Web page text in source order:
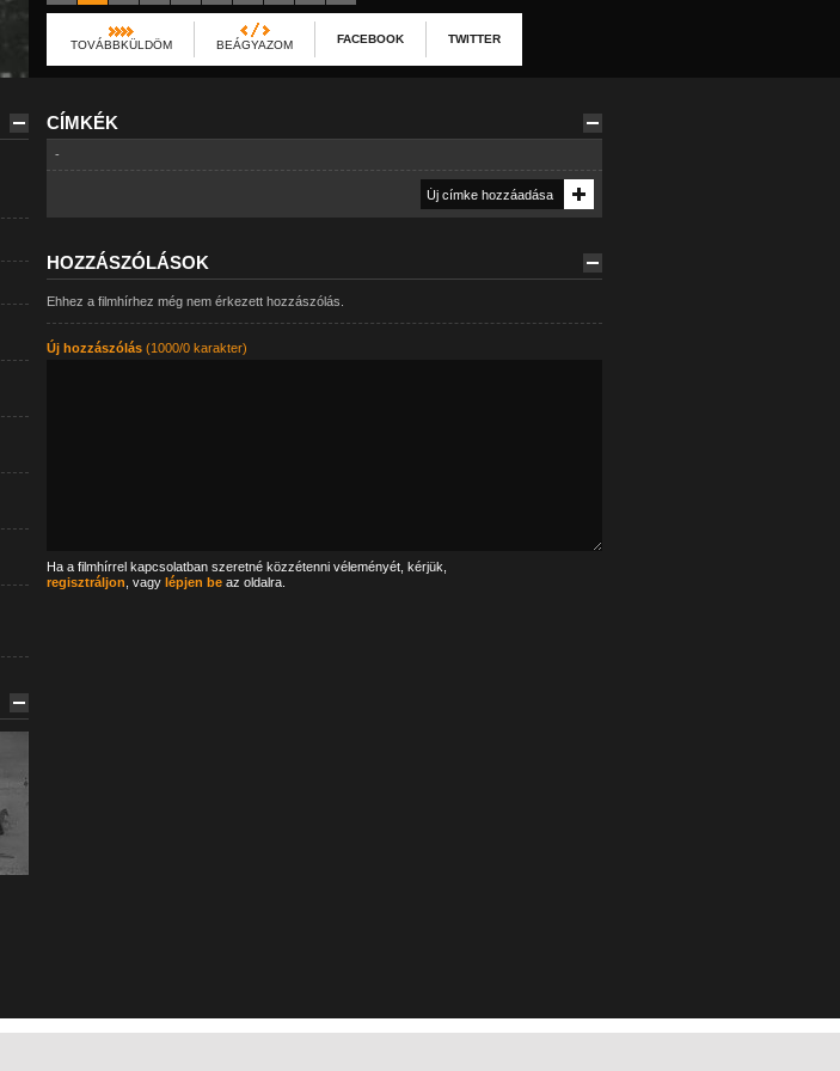
TOVÁBBKÜLDÖM BEÁGYAZOM FACEBOOK TWITTER
CÍMKÉK
-
HOZZÁSZÓLÁSOK
Ehhez a filmhírhez még nem érkezett hozzászólás.
Új hozzászólás(1000/0 karakter)
Ha a filmhírrel kapcsolatban szeretné közzétenni véleményét, kérjük,
regisztráljon , vagy lépjen beaz oldalra.